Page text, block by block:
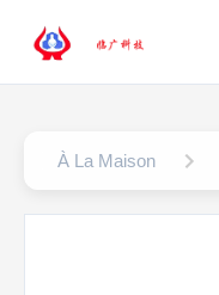
À La Maison